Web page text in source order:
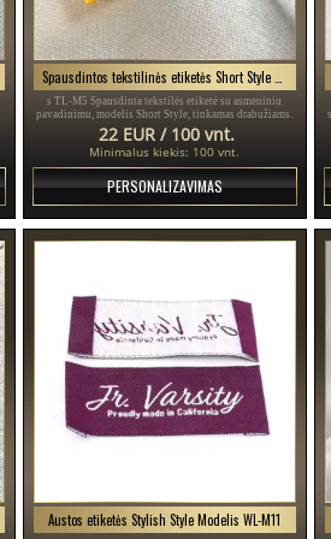
s TL-M5 Spausdinta tekstilės etiketė su asmeniniu
pavadinimu, modelis Short Style, tinkamas drabužiams.
22 EUR / 100 vnt.
Minimalus kiekis: 100 vnt.
PERSONALIZAVIMAS
Austos etiketės Stylish Style Modelis WL-M11